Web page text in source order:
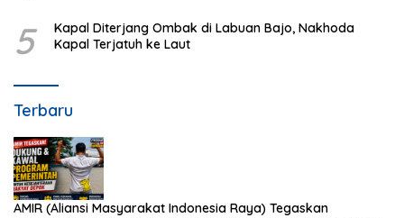
5
Kapal Diterjang Ombak di Labuan Bajo, Nakhoda
Kapal Terjatuh ke Laut
Terbaru
AMIR (Aliansi Masyarakat Indonesia Raya) Tegaskan